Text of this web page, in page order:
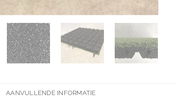
AANVULLENDE INFORMATIE